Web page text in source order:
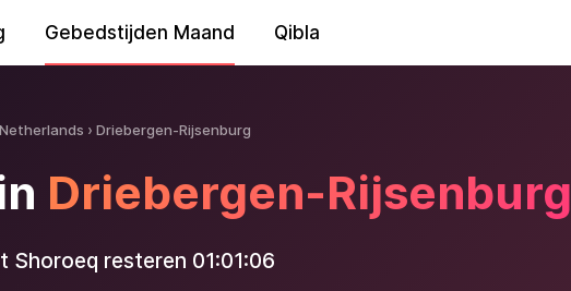
Gebedstijden Maand Qibla
Netherlands Driebergen-Rijsenburg
Driebergen-Rijsenburg
Shoroeq resteren 01:01:05